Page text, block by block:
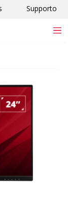
Supporto